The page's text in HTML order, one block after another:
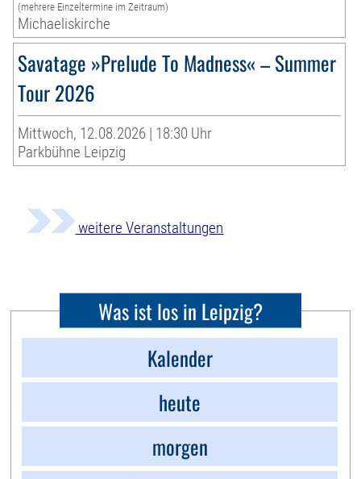
(mehrere Einzeltermine im Zeitraum)
Michaeliskirche
Savatage »Prelude To Madness« – Summer
Tour 2026
Mittwoch, 12.08.2026 | 18:30 Uhr
Parkbühne Leipzig
weitere Veranstaltungen
Was ist los in Leipzig?
Kalender
heute
morgen